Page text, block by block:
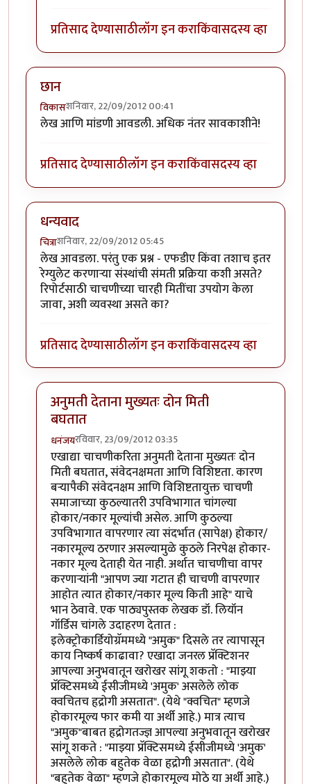
प्रतिसाद देण्यासाठीलॉग इन कराकिंवासदस्य व्हा
छान
विकासशनिवार, 22/09/2012 00:41
लेख आणि मांडणी आवडली. अधिक नंतर सावकाशीने!
प्रतिसाद देण्यासाठीलॉग इन कराकिंवासदस्य व्हा
धन्यवाद
चित्राशनिवार, 22/09/2012 05:45
लेख आवडला. परंतु एक प्रश्न - एफडीए किंवा तशाच इतर
रेग्युलेट करणार्‍या संस्थांची संमती प्रक्रिया कशी असते?
रिपोर्टसाठी चाचणीच्या चारही मितींचा उपयोग केला
जावा, अशी व्यवस्था असते का?
प्रतिसाद देण्यासाठीलॉग इन कराकिंवासदस्य व्हा
अनुमती देताना मुख्यतः दोन मिती
बघतात
धनंजयरविवार, 23/09/2012 03:35
In reply toधन्यवादbyचित्रा
एखाद्या चाचणीकरिता अनुमती देताना मुख्यतः दोन
मिती बघतात, संवेदनक्षमता आणि विशिष्टता. कारण
बर्‍यापैकी संवेदनक्षम आणि विशिष्टतायुक्त चाचणी
समाजाच्या कुठल्यातरी उपविभागात चांगल्या
होकार/नकार मूल्यांची असेल. आणि कुठल्या
उपविभागात वापरणार त्या संदर्भात (सापेक्ष) होकार/
नकारमूल्य ठरणार असल्यामुळे कुठले निरपेक्ष होकार-
नकार मूल्य देताही येत नाही. अर्थात चाचणीचा वापर
करणार्‍यांनी "आपण ज्या गटात ही चाचणी वापरणार
आहोत त्यात होकार/नकार मूल्य किती आहे" याचे
भान ठेवावे. एक पाठ्यपुस्तक लेखक डॉ. लियॉन
गॉर्डिस चांगले उदाहरण देतात :
इलेक्ट्रोकार्डियोग्रॅममध्ये "अमुक" दिसले तर त्यापासून
काय निष्कर्ष काढावा? एखादा जनरल प्रॅक्टिशनर
आपल्या अनुभवातून खरोखर सांगू शकतो : "माझ्या
प्रॅक्टिसमध्ये ईसीजीमध्ये 'अमुक' असलेले लोक
क्वचितच हृद्रोगी असतात". (येथे "क्वचित" म्हणजे
होकारमूल्य फार कमी या अर्थी आहे.) मात्र त्याच
"अमुक"बाबत हृद्रोगतज्ज्ञ आपल्या अनुभवातून खरोखर
सांगू शकते : "माझ्या प्रॅक्टिसमध्ये ईसीजीमध्ये 'अमुक'
असलेले लोक बहुतेक वेळा हृद्रोगी असतात". (येथे
"बहुतेक वेळा" म्हणजे होकारमूल्य मोठे या अर्थी आहे.)